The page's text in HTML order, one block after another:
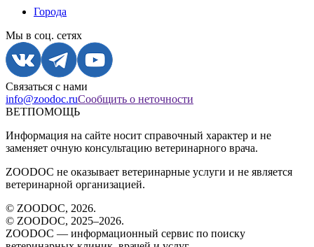
Города
Мы в соц. сетях
Связаться с нами
info@zoodoc.ruСообщить о неточности
ВЕТПОМОЩЬ
Информация на сайте носит справочный характер и не
заменяет очную консультацию ветеринарного врача.
ZOODOC не оказывает ветеринарные услуги и не является
ветеринарной организацией.
© ZOODOC, 2026.
© ZOODOC, 2025–2026.
ZOODOC — информационный сервис по поиску